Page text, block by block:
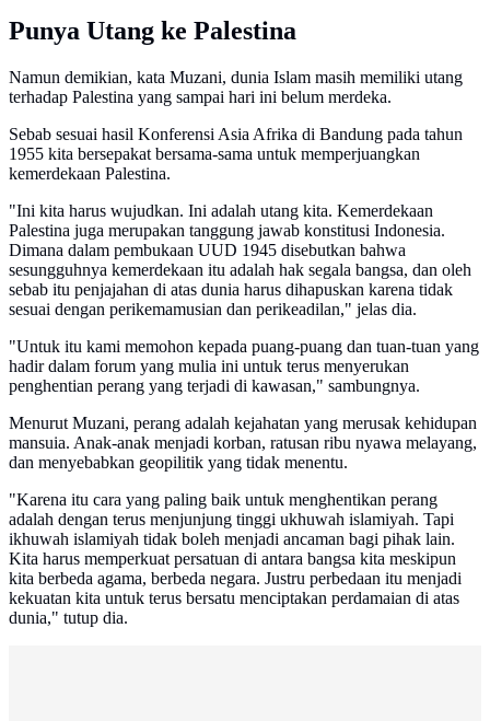
Punya Utang ke Palestina
Namun demikian, kata Muzani, dunia Islam masih memiliki utang
terhadap Palestina yang sampai hari ini belum merdeka.
Sebab sesuai hasil Konferensi Asia Afrika di Bandung pada tahun
1955 kita bersepakat bersama-sama untuk memperjuangkan
kemerdekaan Palestina.
"Ini kita harus wujudkan. Ini adalah utang kita. Kemerdekaan
Palestina juga merupakan tanggung jawab konstitusi Indonesia.
Dimana dalam pembukaan UUD 1945 disebutkan bahwa
sesungguhnya kemerdekaan itu adalah hak segala bangsa, dan oleh
sebab itu penjajahan di atas dunia harus dihapuskan karena tidak
sesuai dengan perikemamusian dan perikeadilan," jelas dia.
"Untuk itu kami memohon kepada puang-puang dan tuan-tuan yang
hadir dalam forum yang mulia ini untuk terus menyerukan
penghentian perang yang terjadi di kawasan," sambungnya.
Menurut Muzani, perang adalah kejahatan yang merusak kehidupan
mansuia. Anak-anak menjadi korban, ratusan ribu nyawa melayang,
dan menyebabkan geopilitik yang tidak menentu.
"Karena itu cara yang paling baik untuk menghentikan perang
adalah dengan terus menjunjung tinggi ukhuwah islamiyah. Tapi
ikhuwah islamiyah tidak boleh menjadi ancaman bagi pihak lain.
Kita harus memperkuat persatuan di antara bangsa kita meskipun
kita berbeda agama, berbeda negara. Justru perbedaan itu menjadi
kekuatan kita untuk terus bersatu menciptakan perdamaian di atas
dunia," tutup dia.